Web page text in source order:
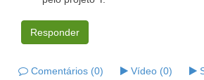
Responder
Comentários (0) Vídeo (0)